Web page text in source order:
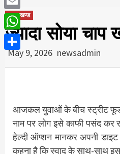
उत्तराखण्ड
ज्यादा सोया
May 9, 2026 newsadmin
आजकल युवाओं के बीच स्ट्रीट फूड
नाम पर लोग इसे काफी पसंद
हेल्दी ऑप्शन मानकर अपनी
कहना है कि स्वाद के साथ-साथ
Email
WhatsApp
Share